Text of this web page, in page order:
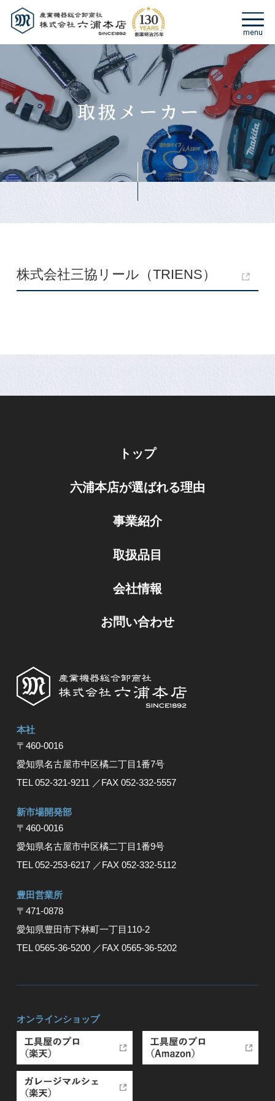
株式会社三協リール（TRIENS）
トップ
六浦本店が選ばれる理由
事業紹介
取扱品目
会社情報
お問い合わせ
本社
〒460-0016
愛知県名古屋市中区橘⼆丁⽬1番7号
TEL 052-321-9211 ／FAX 052-332-5557
新市場開発部
〒460-0016
愛知県名古屋市中区橘二丁目1番9号
TEL 052-253-6217 ／FAX 052-332-5112
豊⽥営業所
〒471-0878
愛知県豊⽥市下林町⼀丁⽬110-2
TEL 0565-36-5200 ／FAX 0565-36-5202
オンラインショップ